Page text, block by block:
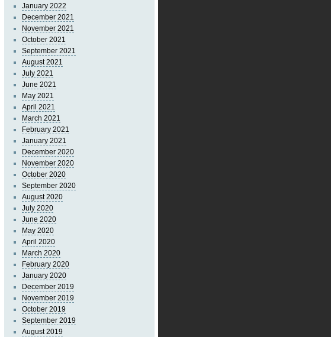
January 2022
December 2021
November 2021
October 2021
September 2021
August 2021
July 2021
June 2021
May 2021
April 2021
March 2021
February 2021
January 2021
December 2020
November 2020
October 2020
September 2020
August 2020
July 2020
June 2020
May 2020
April 2020
March 2020
February 2020
January 2020
December 2019
November 2019
October 2019
September 2019
August 2019